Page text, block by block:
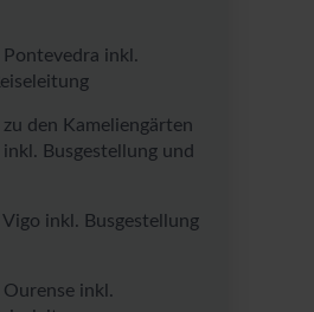
inkl.
den Kameliengärten
Busgestellung und
inkl. Busgestellung
inkl.